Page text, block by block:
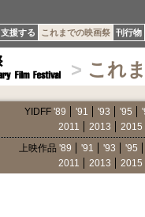
支援する これまでの映画祭 刊行物
> これ
YIDFF'89 '91 '93 '95
2011
2013
2015
上映作品'89 '91 '93
'95
2011
2013 2015